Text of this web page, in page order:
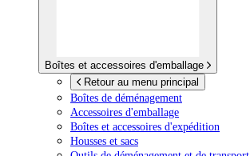
Boîtes et accessoires d'emballage
Retour au menu principal
Boîtes de déménagement
Accessoires d'emballage
Boîtes et accessoires d'expédition
Housses et sacs